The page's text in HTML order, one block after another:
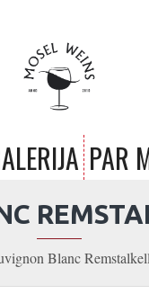
PAR
Blanc